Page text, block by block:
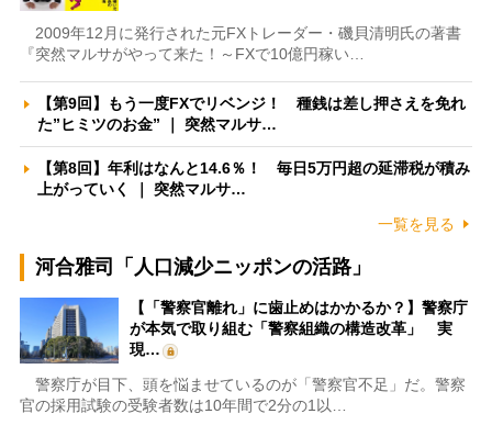
2009年12月に発行された元FXトレーダー・磯貝清明氏の著書
『突然マルサがやって来た！～FXで10億円稼い…
【第9回】もう一度FXでリベンジ！ 種銭は差し押さえを免れ
た”ヒミツのお金” ｜ 突然マルサ…
【第8回】年利はなんと14.6％！ 毎日5万円超の延滞税が積み
上がっていく ｜ 突然マルサ…
一覧を見る
河合雅司「人口減少ニッポンの活路」
【「警察官離れ」に歯止めはかかるか？】警察庁
が本気で取り組む「警察組織の構造改革」 実
現…
警察庁が目下、頭を悩ませているのが「警察官不足」だ。警察
官の採用試験の受験者数は10年間で2分の1以…